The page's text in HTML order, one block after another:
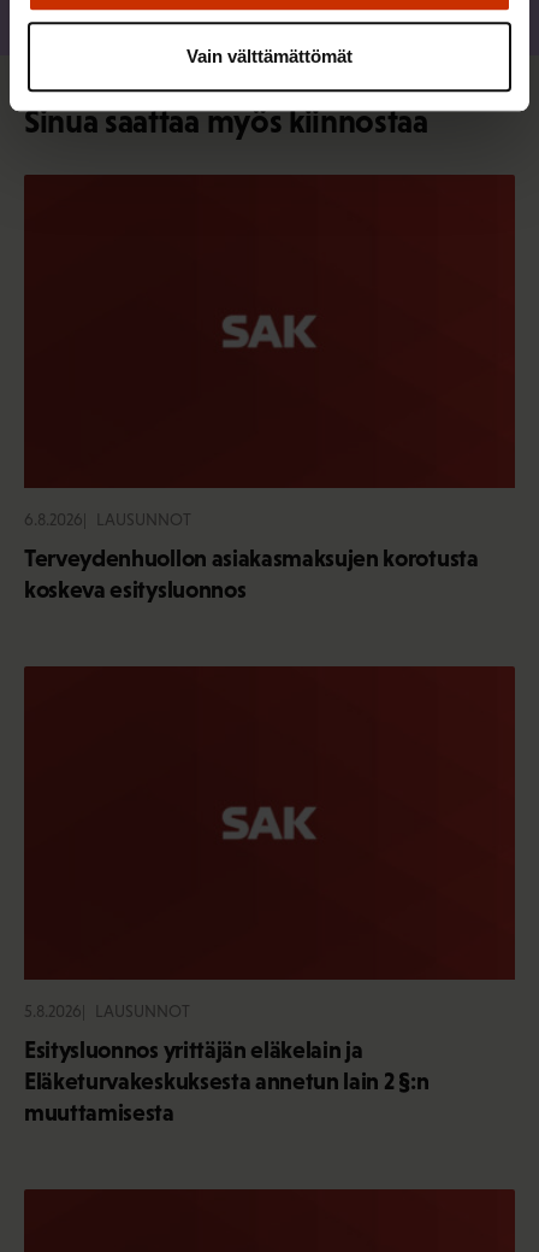
Vain välttämättömät
Jaa
Sinua saattaa myös kiinnostaa
6.8.2026 LAUSUNNOT
Terveydenhuollon asiakasmaksujen korotusta
koskeva esitysluonnos
5.8.2026 LAUSUNNOT
Esitysluonnos yrittäjän eläkelain ja
Eläketurvakeskuksesta annetun lain 2 §:n
muuttamisesta